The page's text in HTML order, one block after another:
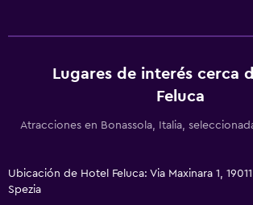
Lugares de interés cerca
Feluca
Atracciones en Bonassola, Italia,
Ubicación de Hotel Feluca: Via Maxinara 1,
Spezia